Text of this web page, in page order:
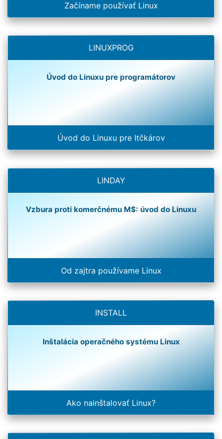
Začíname používať Linux
LINUXPROG
Úvod do Linuxu pre programátorov
Úvod do Linuxu pre Itčkárov
LINDAY
Vzbura proti komerčnému M$: úvod do Linuxu
Od zajtra používame Linux
INSTALL
Inštalácia operačného systému Linux
Ako nainštalovať Linux?